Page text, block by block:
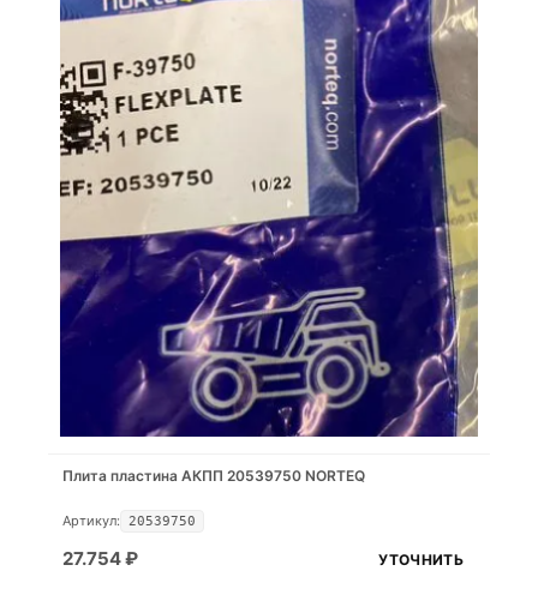
Плита пластина АКПП 20539750 NORTEQ
Артикул: 20539750
27.754₽ УТОЧНИТЬ